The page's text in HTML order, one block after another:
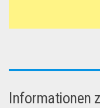
Informationen